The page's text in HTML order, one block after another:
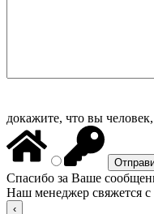
докажите, что вы
Спасибо за Ваше
Наш менеджер свяжется